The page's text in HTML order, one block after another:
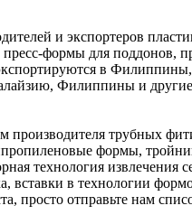
и экспортеров
формы для поддонов,
в
Филиппины и другие
производителя трубных
формы,
технология
вставки в технологии
просто отправьте нам